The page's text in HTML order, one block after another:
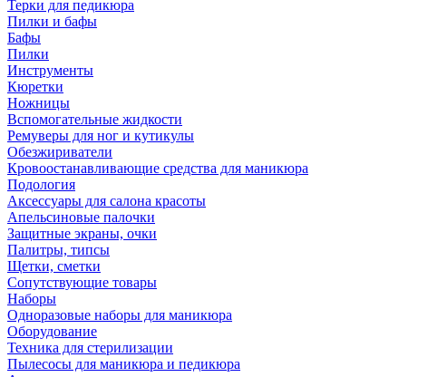
Терки для педикюра
Пилки и бафы
Бафы
Пилки
Инструменты
Кюретки
Ножницы
Вспомогательные жидкости
Ремуверы для ног и кутикулы
Обезжириватели
Кровоостанавливающие средства для маникюра
Подология
Аксессуары для салона красоты
Апельсиновые палочки
Защитные экраны, очки
Палитры, типсы
Щетки, сметки
Сопутствующие товары
Наборы
Одноразовые наборы для маникюра
Оборудование
Техника для стерилизации
Пылесосы для маникюра и педикюра